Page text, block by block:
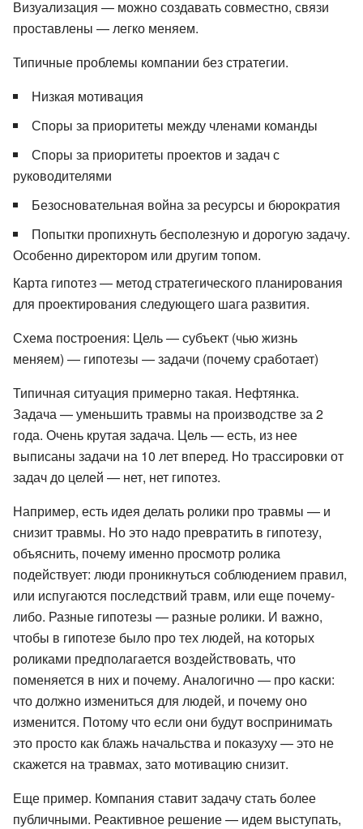
Визуализация — можно создавать совместно, связи
проставлены — легко меняем.
Типичные проблемы компании без стратегии.
Низкая мотивация
Споры за приоритеты между членами команды
Споры за приоритеты проектов и задач с
руководителями
Безосновательная война за ресурсы и бюрократия
Попытки пропихнуть бесполезную и дорогую задачу.
Особенно директором или другим топом.
Карта гипотез — метод стратегического планирования
для проектирования следующего шага развития.
Схема построения: Цель — субъект (чью жизнь
меняем) — гипотезы — задачи (почему сработает)
Типичная ситуация примерно такая. Нефтянка.
Задача — уменьшить травмы на производстве за 2
года. Очень крутая задача. Цель — есть, из нее
выписаны задачи на 10 лет вперед. Но трассировки от
задач до целей — нет, нет гипотез.
Например, есть идея делать ролики про травмы — и
снизит травмы. Но это надо превратить в гипотезу,
объяснить, почему именно просмотр ролика
подействует: люди проникнуться соблюдением правил,
или испугаются последствий травм, или еще почему-
либо. Разные гипотезы — разные ролики. И важно,
чтобы в гипотезе было про тех людей, на которых
роликами предполагается воздействовать, что
поменяется в них и почему. Аналогично — про каски:
что должно измениться для людей, и почему оно
изменится. Потому что если они будут воспринимать
это просто как блажь начальства и показуху — это не
скажется на травмах, зато мотивацию снизит.
Еще пример. Компания ставит задачу стать более
публичными. Реактивное решение — идем выступать,